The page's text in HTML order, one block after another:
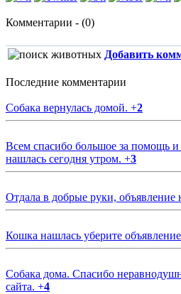
Комментарии - (0)
Добавить
Последние комментарии
Собака вернулась домой. +2
Всем спасибо большое за помощь и
нашлась сегодня утром. +3
Отдала в добрые руки, объявление
Кошка нашлась уберите
Собака дома. Спасибо
сайта. +4